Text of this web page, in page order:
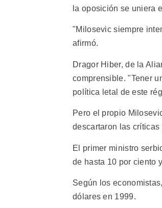
la oposición se uniera
"Milosevic siempre
afirmó.
Dragor Hiber, de la
comprensible. "Tener
política letal de este
Pero el propio
descartaron las
El primer ministro
de hasta 10 por ciento
Según los
dólares en 1999.